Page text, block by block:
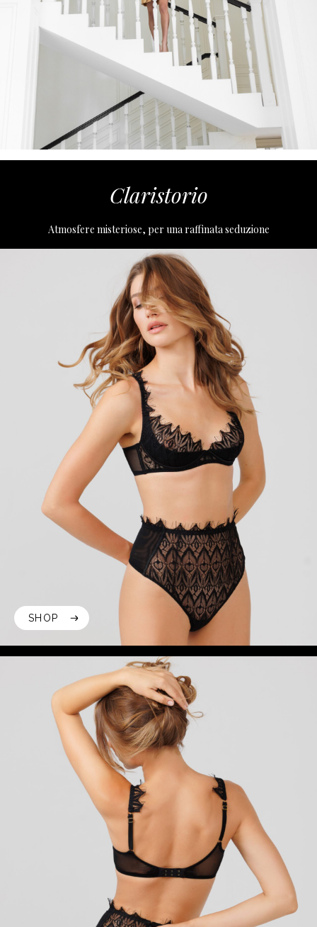
Claristorio
Atmosfere misteriose, per una raffinata seduzione
SHOP
SHOP